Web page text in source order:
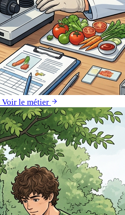
Voir le métier